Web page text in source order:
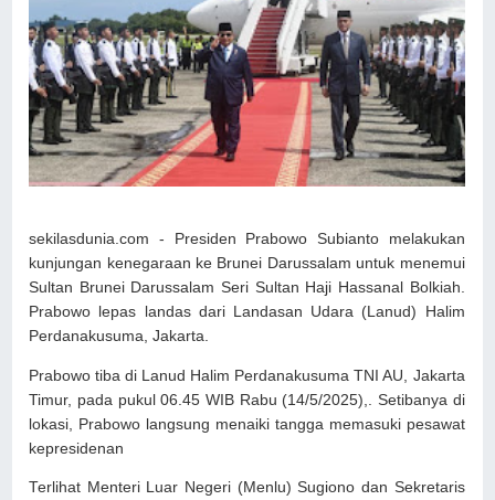
sekilasdunia.com - Presiden Prabowo Subianto melakukan
kunjungan kenegaraan ke Brunei Darussalam untuk menemui
Sultan Brunei Darussalam Seri Sultan Haji Hassanal Bolkiah.
Prabowo lepas landas dari Landasan Udara (Lanud) Halim
Perdanakusuma, Jakarta.
Prabowo tiba di Lanud Halim Perdanakusuma TNI AU, Jakarta
Timur, pada pukul 06.45 WIB Rabu (14/5/2025),. Setibanya di
lokasi, Prabowo langsung menaiki tangga memasuki pesawat
kepresidenan
Terlihat Menteri Luar Negeri (Menlu) Sugiono dan Sekretaris